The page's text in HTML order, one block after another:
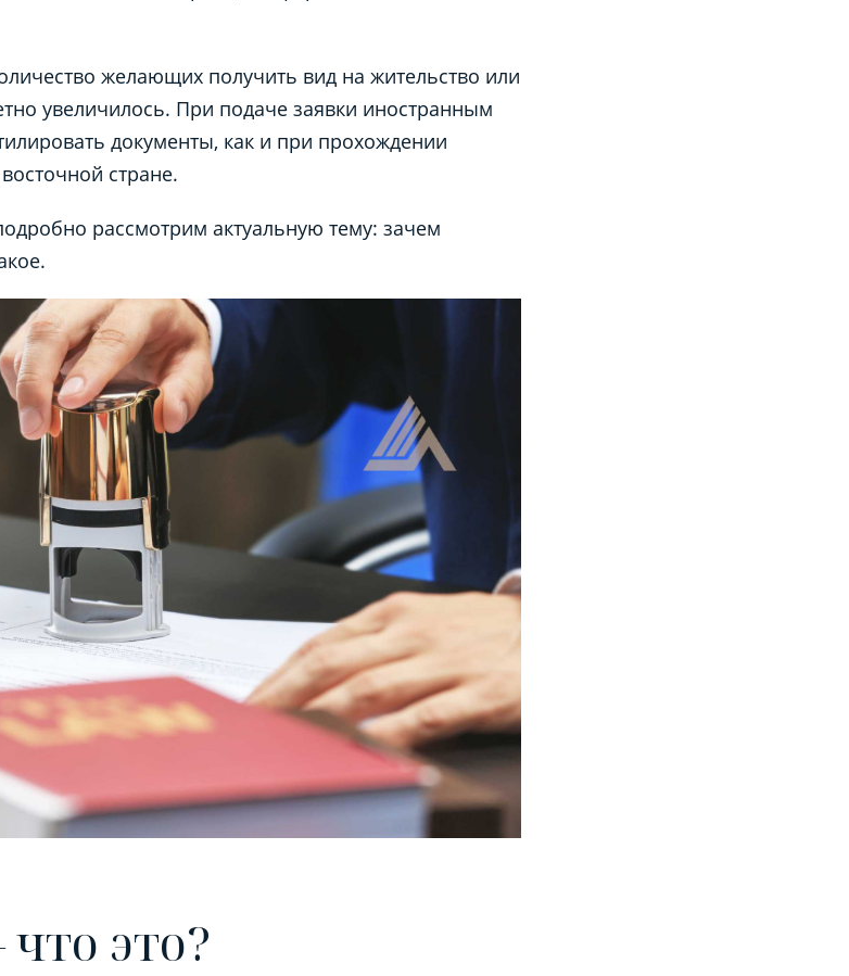
желающих получить вид на жительство или
увеличилось. При подаче заявки иностранным
документы, как и при прохождении
стране.
рассмотрим актуальную тему: зачем
это?